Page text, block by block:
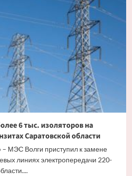
6 тыс. изоляторов на
Саратовской области
МЭС Волги приступил к замене
линиях электропередачи 220-